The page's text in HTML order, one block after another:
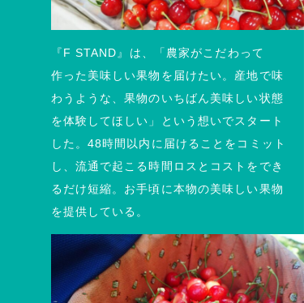
『F STAND』は、「農家がこだわって
作った美味しい果物を届けたい。産地で味
わうような、果物のいちばん美味しい状態
を体験してほしい」という想いでスタート
した。48時間以内に届けることをコミット
し、流通で起こる時間ロスとコストをでき
るだけ短縮。お手頃に本物の美味しい果物
を提供している。